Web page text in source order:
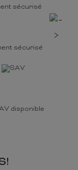
sécurisé
disponible